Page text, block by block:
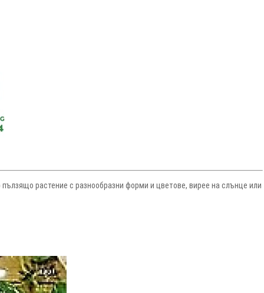
растение с разнообразни форми и цве­тове, вирее на слънце или